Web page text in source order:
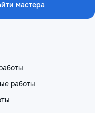
мастера
работы